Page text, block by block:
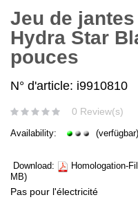
Jeu de
Hydra Star
pouces
N° d'article: i9910810
0 Review(s)
Availability: (verfügbar)
Download: Homologation-
MB)
Pas pour l'électricité